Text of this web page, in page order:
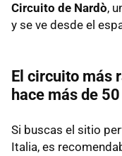
Circuito de Nardò,
y se ve desde el
El circuito más
hace más de
Si buscas el sitio
Italia, es